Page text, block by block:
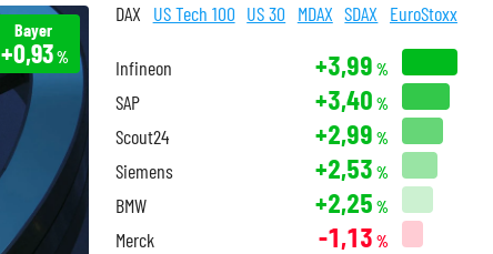
Bayer
+0,93%
DAX US Tech 100 US 30 MDAX SDAX EuroStoxx
Infineon +3,99 %
SAP +3,40 %
Scout24 +2,99 %
Siemens +2,53 %
BMW +2,25 %
Merck -1,13 %